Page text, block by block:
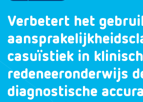
Verbetert het
casuïstiek in klinisch
redeneeronderwijs
diagnostische